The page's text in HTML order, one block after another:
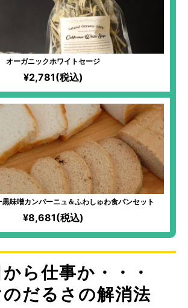
オーガニックホワイトセージ
¥2,781(税込)
黒味噌カンパーニュ＆ふわしゅわ食パンセット
¥8,681(税込)
ら仕事か・・・
だるさの解消法